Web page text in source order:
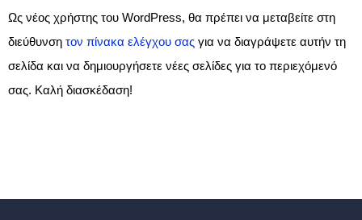
Ως νέος χρήστης του WordPress, θα πρέπει να μεταβείτε στη
διεύθυνση τον πίνακα ελέγχου σας για να διαγράψετε αυτήν τη
σελίδα και να δημιουργήσετε νέες σελίδες για το περιεχόμενό
σας. Καλή διασκέδαση!